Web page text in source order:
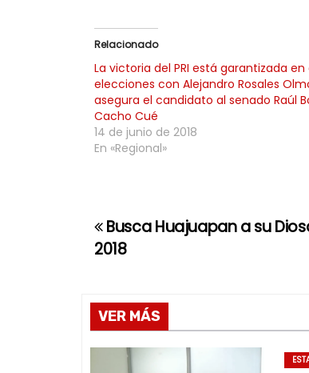
Relacionado
La victoria del PRI está garantizada en
elecciones con Alejandro Rosales
asegura el candidato al senado Raúl
Cacho Cué
14 de junio de 2018
En «Regional»
N
v
e
Busca Huajuapan a su
2018
VER MÁS